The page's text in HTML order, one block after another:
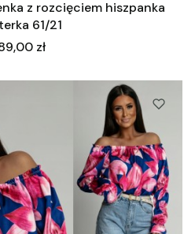
z rozcięciem hiszpanka
61/21
zł